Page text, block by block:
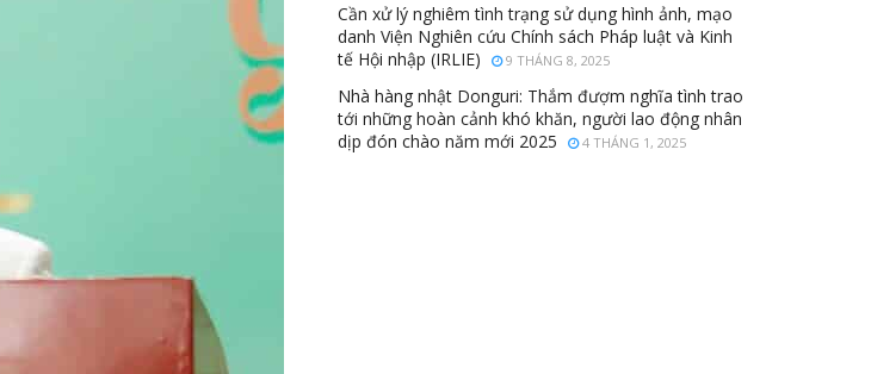
Cần xử lý nghiêm tình trạng sử dụng hình ảnh, mạo
danh Viện Nghiên cứu Chính sách Pháp luật và Kinh
tế Hội nhập (IRLIE)
9 THÁNG 8, 2025
Nhà hàng nhật Donguri: Thắm đượm nghĩa tình trao
tới những hoàn cảnh khó khăn, người lao động nhân
dịp đón chào năm mới 2025
4 THÁNG 1, 2025